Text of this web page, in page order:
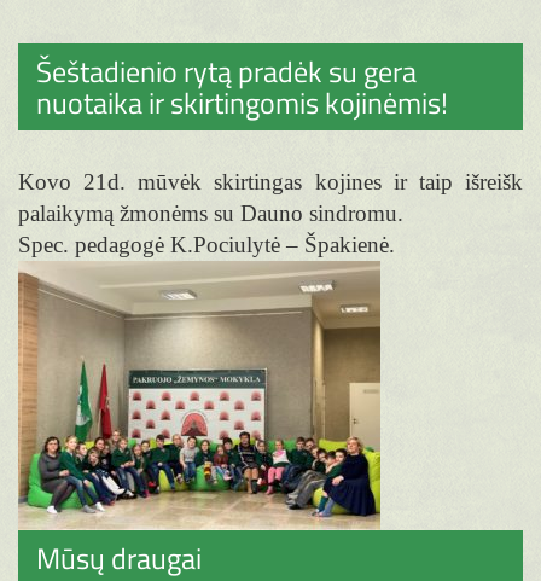
Šeštadienio rytą pradėk su gera
nuotaika ir skirtingomis kojinėmis!
Kovo 21d. mūvėk skirtingas kojines ir taip išreišk
palaikymą žmonėms su Dauno sindromu.
Spec. pedagogė K.Pociulytė – Špakienė.
Mūsų draugai